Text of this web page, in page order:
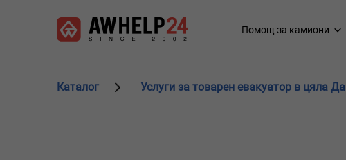
Main
Помощ за камиони
Каталог Услуги за товарен евакуатор в цяла